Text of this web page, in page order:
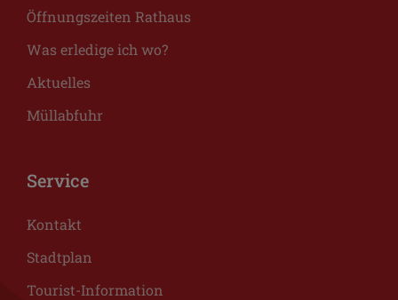
Öffnungszeiten Rathaus
Was erledige ich wo?
Aktuelles
Müllabfuhr
Service
Kontakt
Stadtplan
Tourist-Information